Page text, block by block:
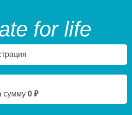
for life
сумму 0 ₽